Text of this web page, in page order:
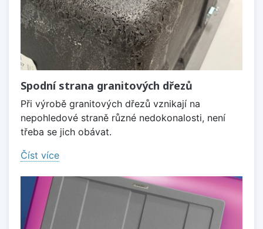
Spodní strana granitových dřezů
Při výrobě granitových dřezů vznikají na
nepohledové straně různé nedokonalosti, není
třeba se jich obávat.
Číst více